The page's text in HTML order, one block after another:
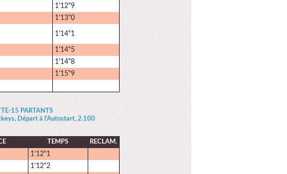
1'12"9
1'13"0
1'14"1
1'14"5
1'14"8
1'15"9
15 PARTANTS
Départ à l'Autostart, 2.100
TEMPS RECLAM.
1'12"1
1'12"2